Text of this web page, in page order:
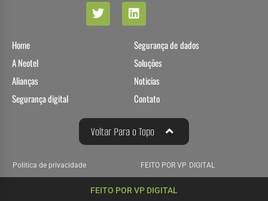
Home
A Neotel
Alianças
Segurança digital
Segurança de dados
Soluções
Noticias
Contato
Voltar Para o Topo
Politica de privacidade FEITO POR VP DIGITAL
FEITO POR VP DIGITAL